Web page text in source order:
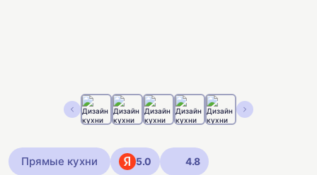
Прямые кухни 5.0 4.8